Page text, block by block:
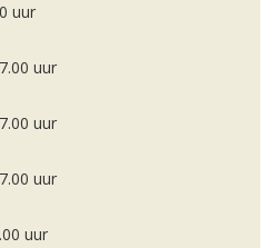
uur
uur
uur
uur
uur